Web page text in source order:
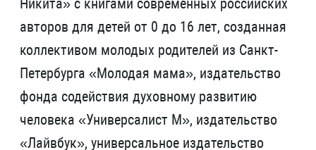
Никита» с книгами современных российских
авторов для детей от 0 до 16 лет, созданная
коллективом молодых родителей из Санкт-
Петербурга «Молодая мама», издательство
фонда содействия духовному развитию
человека «Универсалист М», издательство
«Лайвбук», универсальное издательство